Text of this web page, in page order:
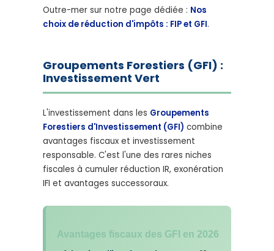
Outre-mer sur notre page dédiée : Nos
choix de réduction d'impôts : FIP et GFI.
Groupements Forestiers (GFI) :
Investissement Vert
L'investissement dans les Groupements
Forestiers d'Investissement (GFI) combine
avantages fiscaux et investissement
responsable. C'est l'une des rares niches
fiscales à cumuler réduction IR, exonération
IFI et avantages successoraux.
Avantages fiscaux des GFI en 2026